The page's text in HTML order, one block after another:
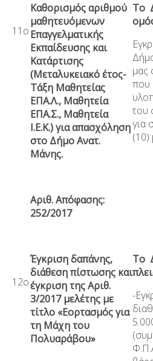
11ο
Καθορισμός αριθμού
μαθητευόμενων
Επαγγελματικής
Εκπαίδευσης και
Κατάρτισης
(Μεταλυκειακό έτος-
Τάξη Μαθητείας
ΕΠΑ.Λ., Μαθητεία
ΕΠΑ.Σ., Μαθητεία
Ι.Ε.Κ.) για απασχόληση
στο Δήμο Ανατ.
Μάνης.
Αριθ. Απόφασης:
252/2017
Το
μας
που
του
για
(10)
12ο
Έγκριση δαπάνης,
διάθεση πίστωσης και
έγκριση της Αριθ.
3/2017 μελέτης με
τίτλο «Εορτασμός για
τη Μάχη του
Πολυαράβου»
Το
-